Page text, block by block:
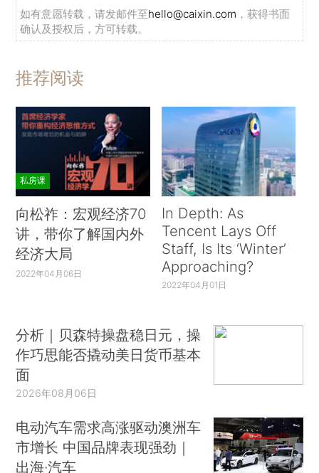
如有意愿转载，请发邮件至hello@caixin.com ，获得书面
确认及授权后，方可转载。
推荐阅读
私房课
向松祚：宏观经济70
讲，带你了解国内外
经济大局
2022年04月06日
In Depth: As
Tencent Lays Off
Staff, Is Its ‘Winter’
Approaching?
2022年04月01日
分析｜贝森特操盘稳日元，操
作巧思能否撬动美日货币基本
面
2026年08月06日
电动汽车需求高涨驱动澳洲车
市增长 中国品牌表现强劲｜
出海·汽车